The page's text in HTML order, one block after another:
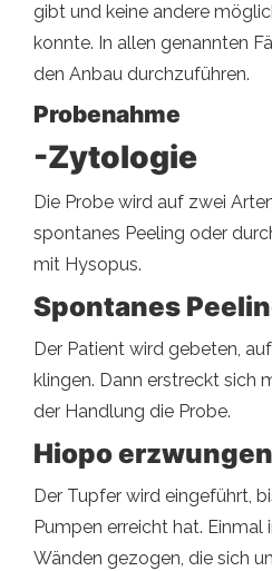
gibt und keine andere
konnte. In allen genannten
den Anbau durchzuführen.
Probenahme
-Zytologie
Die Probe wird auf zwei
spontanes Peeling oder
mit Hysopus.
Spontanes
Der Patient wird gebeten,
klingen. Dann erstreckt sich
der Handlung die Probe.
Hiopo
Der Tupfer wird eingeführt,
Pumpen erreicht hat.
Wänden gezogen, die sich